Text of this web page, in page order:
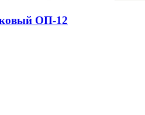
ОП-12